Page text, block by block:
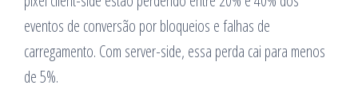
eventos de conversão por bloqueios e falhas de
carregamento. Com server-side, essa perda cai para menos
de 5%.